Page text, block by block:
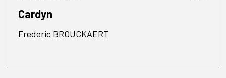
Cardyn
Frederic BROUCKAERT